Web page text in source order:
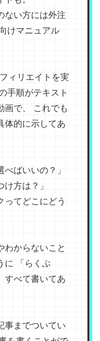
ない方には外注
けマニュアル
ィリエイトを実
手順がテキスト
で、
これでも
体的に示してあ
べばいいの？」
け方は？」
ってどこにどう
わからないこと
に
「らくぶ
すべて書いてあ
事までついてい